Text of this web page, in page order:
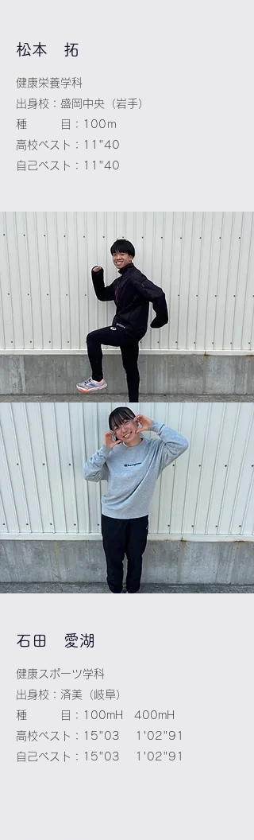
​​松本 拓
健康栄養学科
出身校：盛岡中央（岩手）
種 目：100ｍ
高校ベスト：11"40
自己ベスト：11"40
​石田 愛湖
健康スポーツ学科
出身校：済美（岐阜）
種 目：100mH 400mH
高校ベスト：15"03 1'02"91
自己ベスト：15"03 1'02"91